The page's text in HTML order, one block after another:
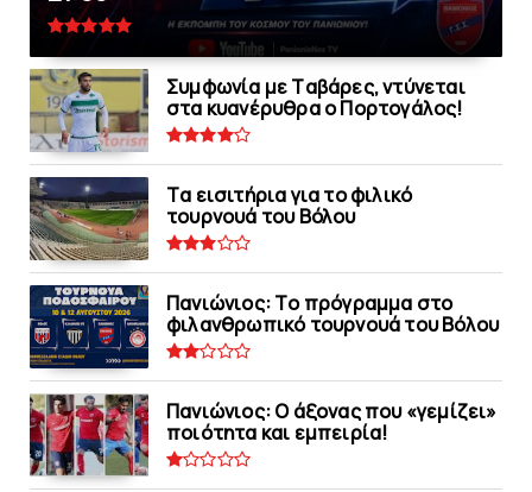
Συμφωνία με Tαβάρες, ντύνεται
στα κυανέρυθρα ο Πορτογάλος!
Tα εισιτήρια για το φιλικό
τουρνουά του Bόλου
Πανιώνιoς: Tο πρόγραμμα στο
φιλανθρωπικό τουρνουά του Bόλου
Πανιώνιος: O άξονας που «γεμίζει»
ποιότητα και εμπειρία!